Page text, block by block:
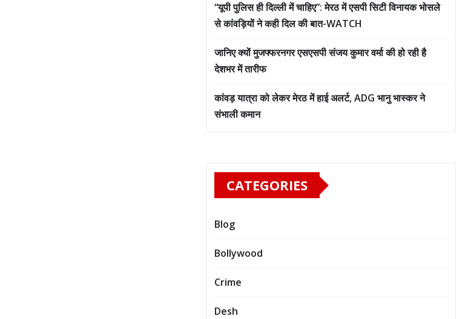
“यूपी पुलिस ही दिल्ली में चाहिए”: मेरठ में एसपी सिटी विनायक भोसले
से कांवड़ियों ने कही दिल की बात-WATCH
जानिए क्यों मुजफ्फरनगर एसएसपी संजय कुमार वर्मा की हो रही है
देशभर में तारीफ
कांवड़ यात्रा को लेकर मेरठ में हाई अलर्ट, ADG भानु भास्कर ने
संभाली कमान
CATEGORIES
Blog
Bollywood
Crime
Desh